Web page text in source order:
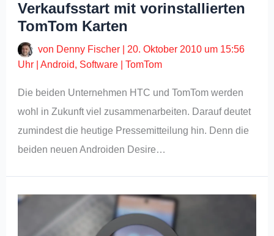
Verkaufsstart mit vorinstallierten
TomTom Karten
von Denny Fischer
20. Oktober 2010 um 15:56
Uhr |Android, Software |TomTom
Die beiden Unternehmen HTC und TomTom werden
wohl in Zukunft viel zusammenarbeiten. Darauf deutet
zumindest die heutige Pressemitteilung hin. Denn die
beiden neuen Androiden Desire…